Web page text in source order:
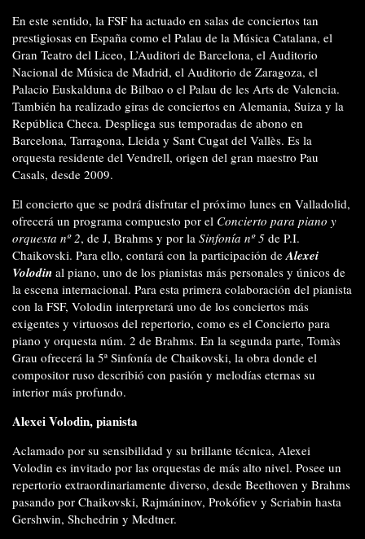
En este sentido, la FSF ha actuado en salas de conciertos tan
prestigiosas en España como el Palau de la Música Catalana, el
Gran Teatro del Liceo, L’Auditori de Barcelona, el Auditorio
Nacional de Música de Madrid, el Auditorio de Zaragoza, el
Palacio Euskalduna de Bilbao o el Palau de les Arts de Valencia.
También ha realizado giras de conciertos en Alemania, Suiza y la
República Checa. Despliega sus temporadas de abono en
Barcelona, Tarragona, Lleida y Sant Cugat del Vallès. Es la
orquesta residente del Vendrell, origen del gran maestro Pau
Casals, desde 2009.
El concierto que se podrá disfrutar el próximo lunes en Valladolid,
ofrecerá un programa compuesto por el Concierto para piano y
orquesta nº 2, de J, Brahms y por la Sinfonía nº 5 de P.I.
Chaikovski. Para ello, contará con la participación deAlexei
Volodin al piano, uno de los pianistas más personales y únicos de
la escena internacional. Para esta primera colaboración del pianista
con la FSF, Volodin interpretará uno de los conciertos más
exigentes y virtuosos del repertorio, como es el Concierto para
piano y orquesta núm. 2 de Brahms. En la segunda parte, Tomàs
Grau ofrecerá la 5ª Sinfonía de Chaikovski, la obra donde el
compositor ruso describió con pasión y melodías eternas su
interior más profundo.
Alexei Volodin, pianista
Aclamado por su sensibilidad y su brillante técnica, Alexei
Volodin es invitado por las orquestas de más alto nivel. Posee un
repertorio extraordinariamente diverso, desde Beethoven y Brahms
pasando por Chaikovski, Rajmáninov, Prokófiev y Scriabin hasta
Gershwin, Shchedrin y Medtner.